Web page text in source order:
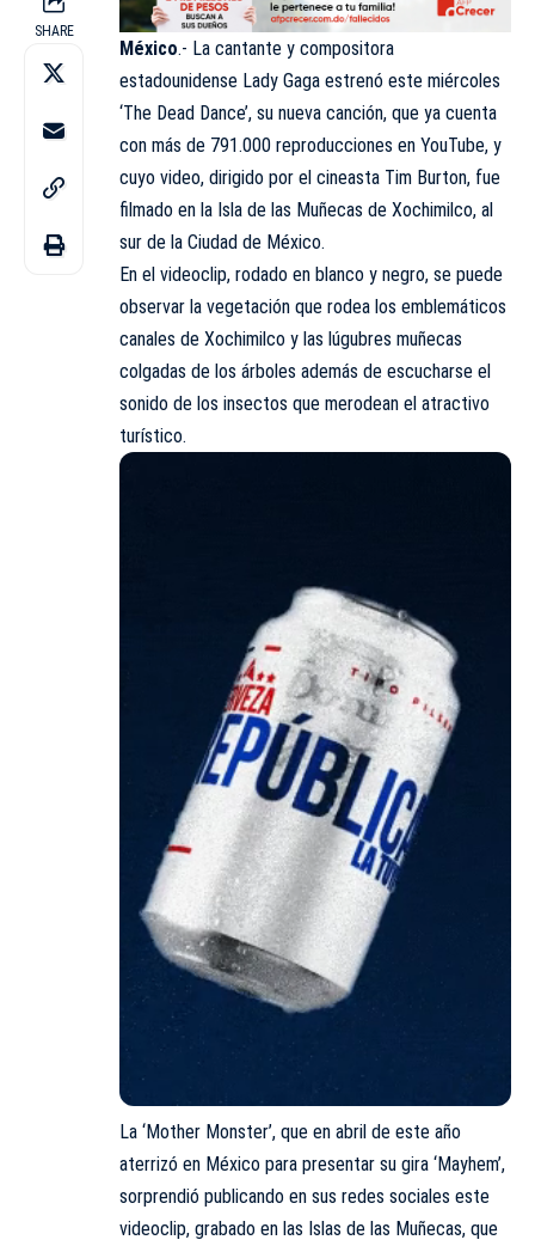
SHARE
México.- La cantante y compositora
estadounidense Lady Gaga estrenó este miércoles
‘The Dead Dance’, su nueva canción, que ya cuenta
con más de 791.000 reproducciones en YouTube, y
cuyo video, dirigido por el cineasta Tim Burton, fue
filmado en la Isla de las Muñecas de Xochimilco, al
sur de la Ciudad de México.
En el videoclip, rodado en blanco y negro, se puede
observar la vegetación que rodea los emblemáticos
canales de Xochimilco y las lúgubres muñecas
colgadas de los árboles además de escucharse el
sonido de los insectos que merodean el atractivo
turístico.
La ‘Mother Monster’, que en abril de este año
aterrizó en México para presentar su gira ‘Mayhem’,
sorprendió publicando en sus redes sociales este
videoclip, grabado en las Islas de las Muñecas, que